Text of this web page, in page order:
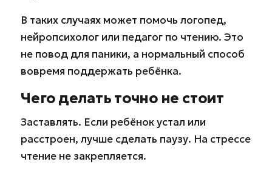
В таких случаях может помочь логопед,
нейропсихолог или педагог по чтению. Это
не повод для паники, а нормальный способ
вовремя поддержать ребёнка.
Чего делать точно не стоит
Заставлять. Если ребёнок устал или
расстроен, лучше сделать паузу. На стрессе
чтение не закрепляется.